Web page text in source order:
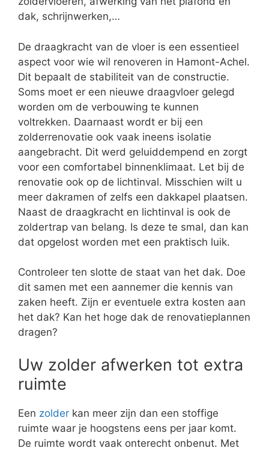
dak, schrijnwerken,…
De draagkracht van de vloer is een essentieel
aspect voor wie wil renoveren in Hamont-Achel.
Dit bepaalt de stabiliteit van de constructie.
Soms moet er een nieuwe draagvloer gelegd
worden om de verbouwing te kunnen
voltrekken. Daarnaast wordt er bij een
zolderrenovatie ook vaak ineens isolatie
aangebracht. Dit werd geluiddempend en zorgt
voor een comfortabel binnenklimaat. Let bij de
renovatie ook op de lichtinval. Misschien wilt u
meer dakramen of zelfs een dakkapel plaatsen.
Naast de draagkracht en lichtinval is ook de
zoldertrap van belang. Is deze te smal, dan kan
dat opgelost worden met een praktisch luik.
Controleer ten slotte de staat van het dak. Doe
dit samen met een aannemer die kennis van
zaken heeft. Zijn er eventuele extra kosten aan
het dak? Kan het hoge dak de renovatieplannen
dragen?
Uw zolder afwerken tot extra
ruimte
Een zolder kan meer zijn dan een stoffige
ruimte waar je hoogstens eens per jaar komt.
De ruimte wordt vaak onterecht onbenut. Met